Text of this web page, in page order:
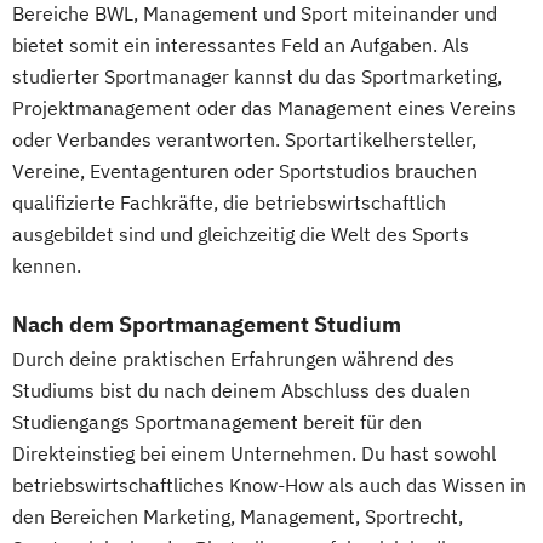
Gastronomiemanagement
BWL Interkulturelle Kompetenzen |
Gesundheitsmanagement
BWL Interkulturelle Kompetenzen |
Hotelmanagement
BWL Interkulturelle Kompetenzen |
Immobilienmanagement
BWL Interkulturelle Kompetenzen |
Lieferkettenmanagement & Logistik
BWL Interkulturelle Kompetenzen |
Marketing & Digitale Medien
BWL Interkulturelle Kompetenzen |
Personalmanagement
BWL Interkulturelle Kompetenzen |
Bereiche BWL, Management und Sport miteinander und
bietet somit ein interessantes Feld an Aufgaben. Als
studierter Sportmanager kannst du das Sportmarketing,
Projektmanagement oder das Management eines Vereins
oder Verbandes verantworten. Sportartikelhersteller,
Vereine, Eventagenturen oder Sportstudios brauchen
qualifizierte Fachkräfte, die betriebswirtschaftlich
ausgebildet sind und gleichzeitig die Welt des Sports
kennen.
Nach dem Sportmanagement Studium
Durch deine praktischen Erfahrungen während des
Studiums bist du nach deinem Abschluss des dualen
Studiengangs Sportmanagement bereit für den
Direkteinstieg bei einem Unternehmen. Du hast sowohl
betriebswirtschaftliches Know-How als auch das Wissen in
den Bereichen Marketing, Management, Sportrecht,